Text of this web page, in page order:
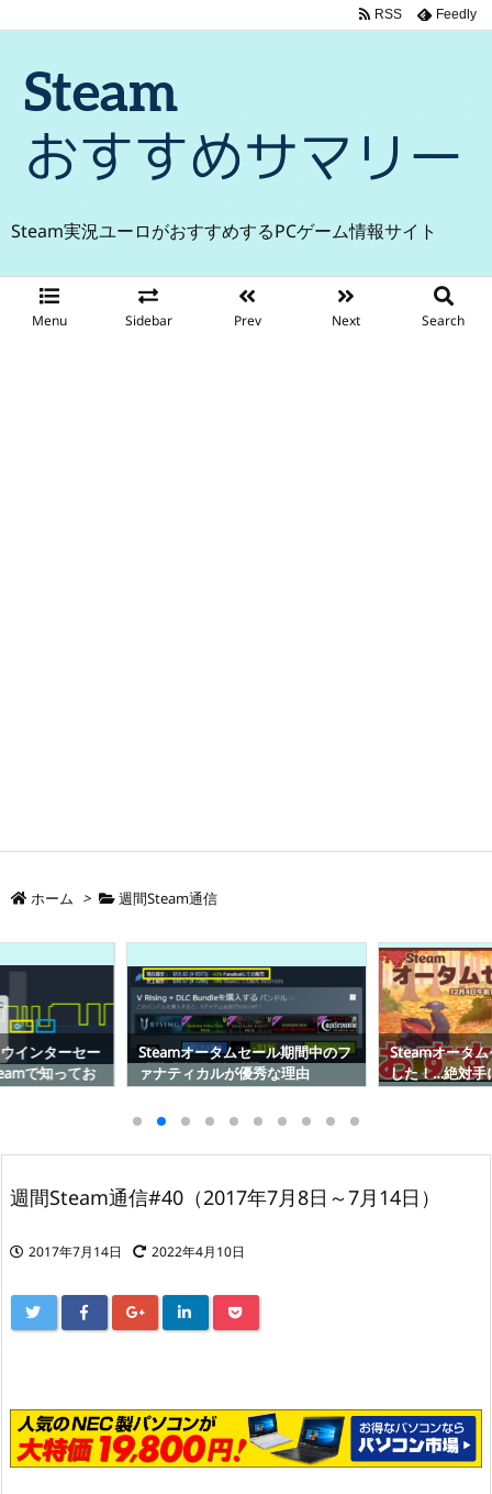
Steam実況ユーロがおすすめするPCゲーム情報サイト
Menu Sidebar Prev Next Search
RSS Feedly
ホーム > 週間Steam通信
インターセー
で知ってお
Steamオータムセール期間中のフ
ァナティカルが優秀な理由
Steamオータ
した！…絶対手
ゲーム10選
週間Steam通信#40（2017年7月8日～7月14日）
2017年7月14日 2022年4月10日